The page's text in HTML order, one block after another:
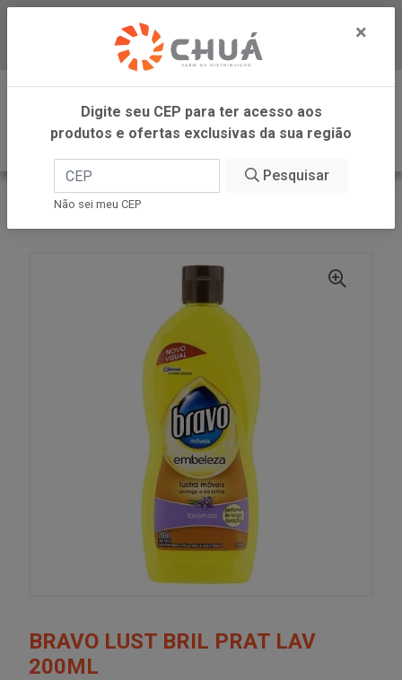
Baixe já nosso APP
0
INÍCIO
SC JOHNSON
BRAVO LUST BRIL PRAT LAV
200ML
×
Digite seu CEP para ter acesso aos
produtos e ofertas exclusivas da sua região
Pesquisar
Não sei meu CEP